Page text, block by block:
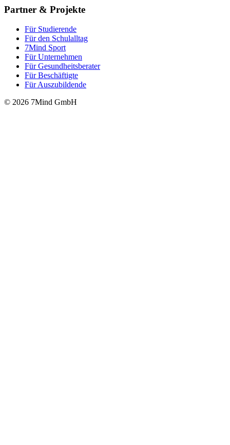
Partner & Projekte
Für Stu­die­rende
Für den Schulalltag
7Mind Sport
Für Unter­neh­men
Für Gesund­heits­be­ra­ter
Für Beschäftigte
Für Auszubildende
© 2026 7Mind GmbH